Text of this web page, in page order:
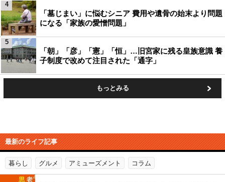
「墓じまい」に悩むシニア 費用や遺骨の始末より問題
になる「家族の愛憎問題」
4
「朝」「彦」「憲」「恒」…旧宮家に残る皇族意識 養
子制度で改めて注目された「通字」
5
もっとみる
最新のライフ記事
暮らし グルメ アミューズメント コラム